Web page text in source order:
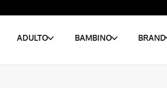
ADULTO BAMBINO BRAND